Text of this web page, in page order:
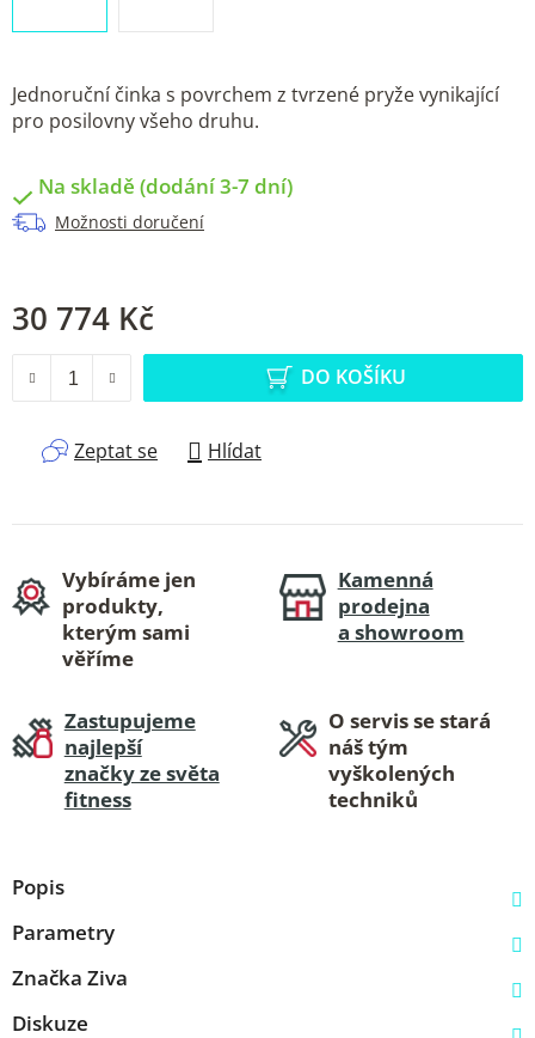
Jednoruční činka s povrchem z tvrzené pryže vynikající
pro posilovny všeho druhu.
Na skladě (dodání 3-7 dní)
Možnosti doručení
30 774 Kč
DO KOŠÍKU
Zeptat se Hlídat
Vybíráme jen
produkty,
kterým sami
věříme
Kamenná
prodejna
a showroom
Zastupujeme
najlepší
značky ze světa
fitness
O servis se stará
náš tým
vyškolených
techniků
Popis
Parametry
Značka Ziva
Diskuze